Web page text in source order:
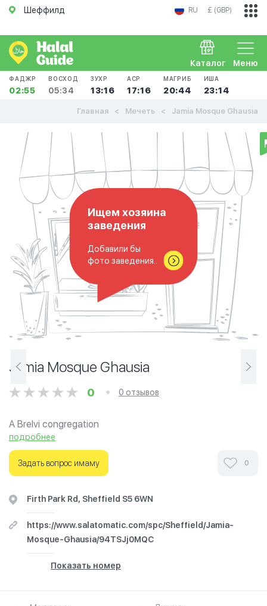
Шеффилд RU £ (GBP)
Меню
Каталог
ФАДЖР
02:55
ВОСХОД
05:34
ЗУХР
13:16
АСР
17:16
МАГРИБ
20:44
ИША
23:14
Главная Мечеть Jamia Mosque Ghausia
Ищем хозяина
заведения
Добавили бы
фото заведения..
Jamia Mosque Ghausia
0 0 отзывов
A Brelvi congregation
Ознакомьтесь с отзывами посетителей Jamia Mosque
Ghausia в г.Шеффилд на фотографиях и узнайте о
часах работы. Ваше духовное путешествие начинается
подробнее
Задать вопрос имаму 0
Firth Park Rd, Sheffield S5 6WN
https://www.salatomatic.com/spc/Sheffield/Jamia-
Mosque-Ghausia/94TSJj0MQC
Показать номер